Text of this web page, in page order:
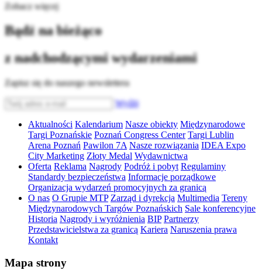
Zobacz więcej
Bądź na bieżąco
z nadchodzącymi wydarzeniami
Zapisz się do naszego newslettera
Wyślij
Aktualności Kalendarium Nasze obiekty Międzynarodowe
Targi Poznańskie Poznań Congress Center Targi Lublin
Arena Poznań Pawilon 7A Nasze rozwiązania IDEA Expo
City Marketing Złoty Medal Wydawnictwa
Oferta Reklama Nagrody Podróż i pobyt Regulaminy
Standardy bezpieczeństwa Informacje porządkowe
Organizacja wydarzeń promocyjnych za granicą
O nas O Grupie MTP Zarząd i dyrekcja Multimedia Tereny
Międzynarodowych Targów Poznańskich Sale konferencyjne
Historia Nagrody i wyróżnienia BIP Partnerzy
Przedstawicielstwa za granicą Kariera Naruszenia prawa
Kontakt
Mapa strony